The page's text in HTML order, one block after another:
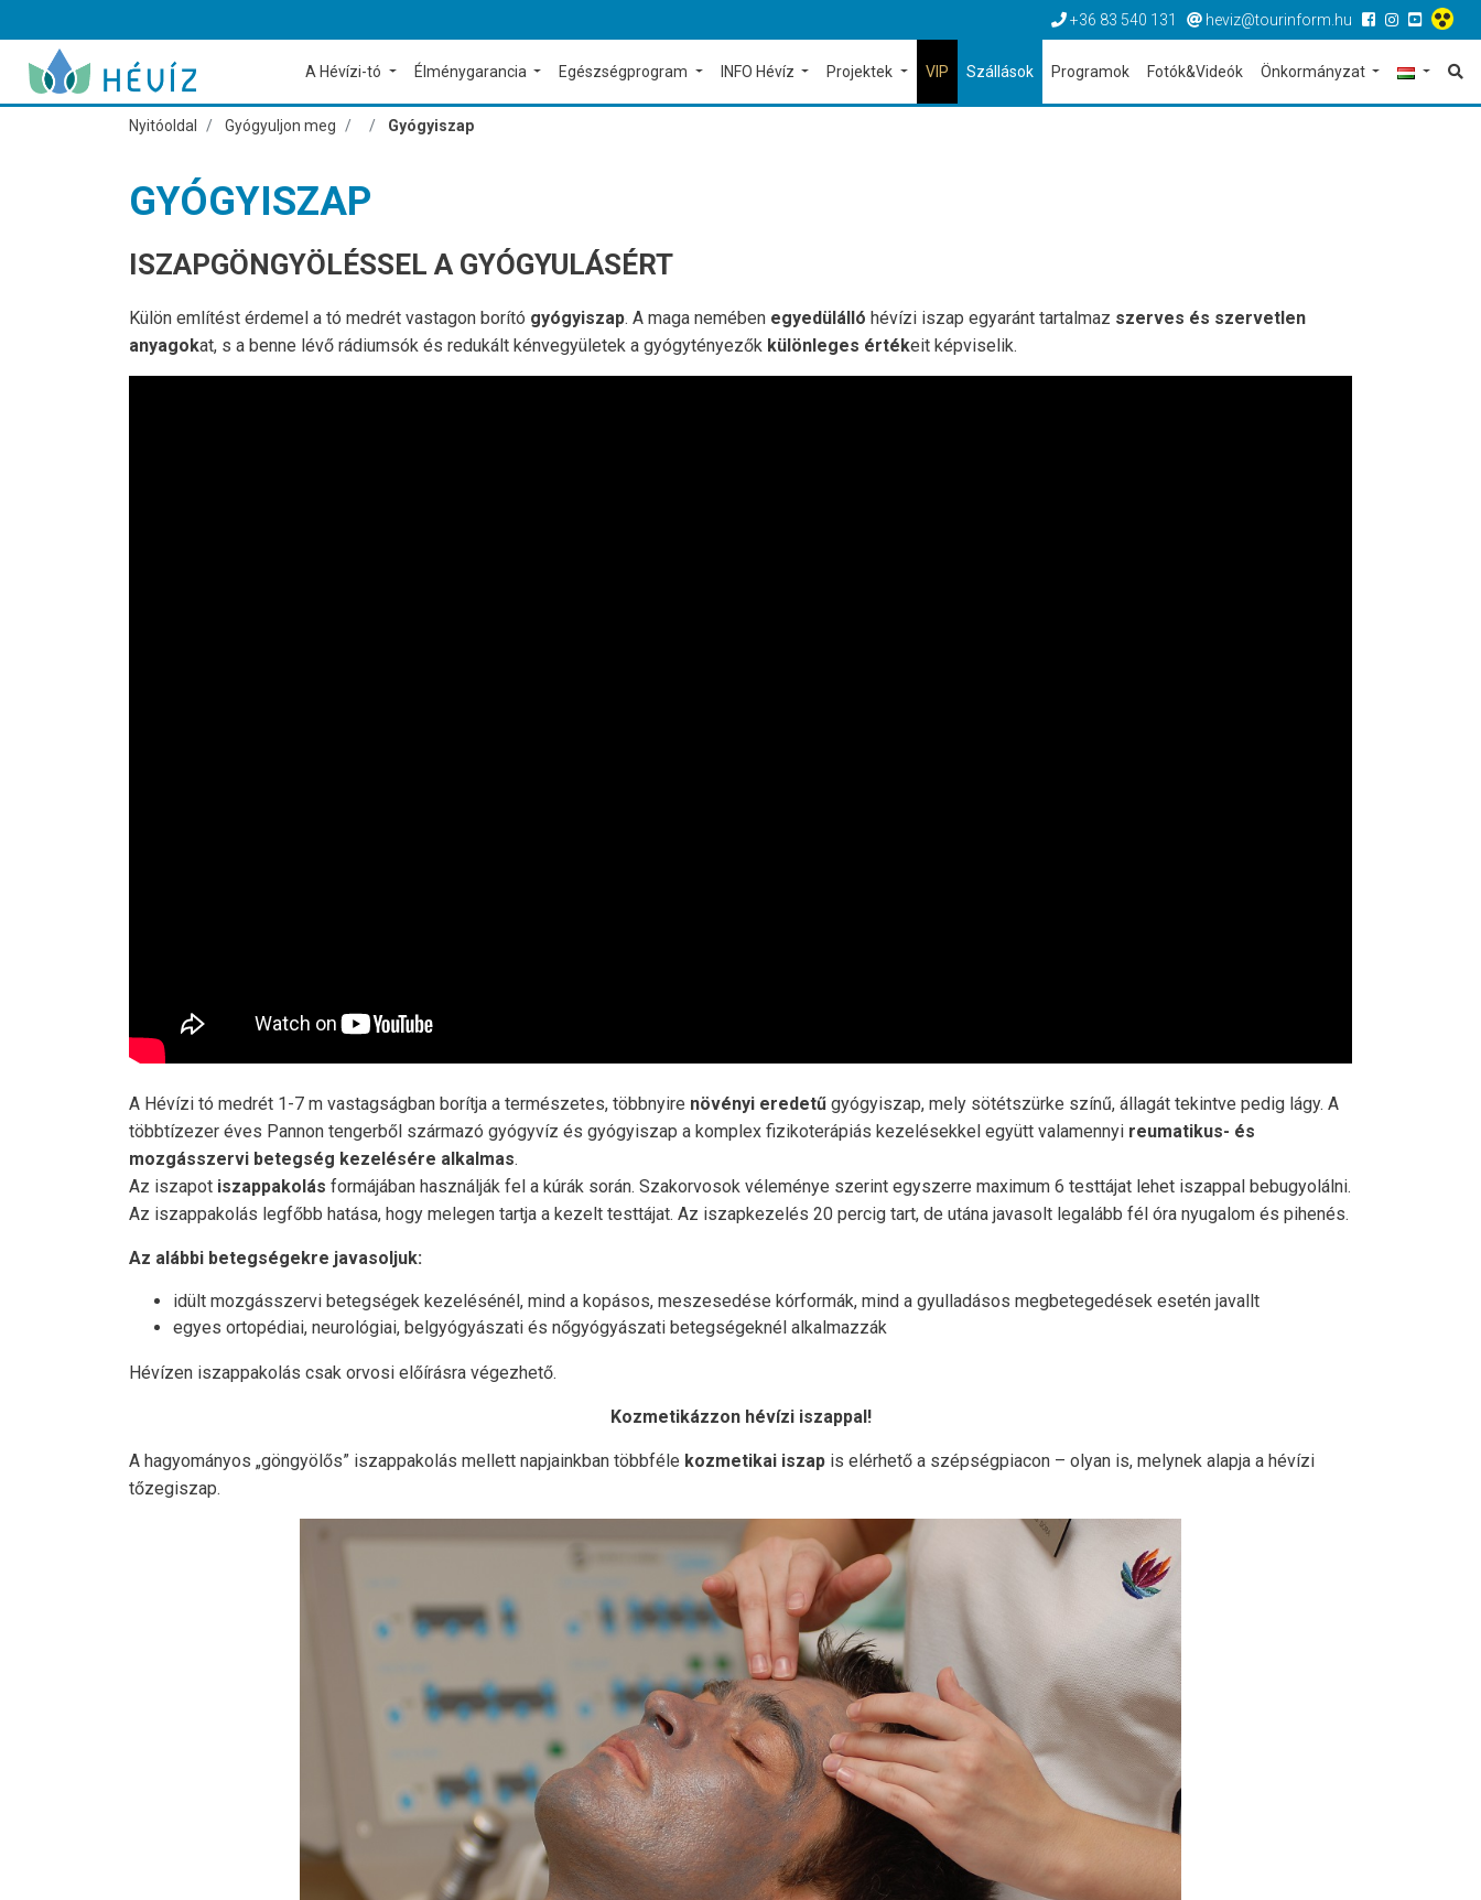
+36 83 540 131 heviz@tourinform.hu
A Hévízi-tó Élménygarancia Egészségprogram INFO Hévíz Projektek VIP Szállások Programok Fotók&Videók Önkormányzat
Nyitóoldal Gyógyuljon meg Gyógyiszap
GYÓGYISZAP
ISZAPGÖNGYÖLÉSSEL A GYÓGYULÁSÉRT
Külön említést érdemel a tó medrét vastagon borító gyógyiszap. A maga nemében egyedülálló hévízi iszap egyaránt tartalmaz szerves és szervetlen
anyagokat, s a benne lévő rádiumsók és redukált kénvegyületek a gyógytényezők különleges értékeit képviselik.
A Hévízi tó medrét 1-7 m vastagságban borítja a természetes, többnyire növényi eredetű gyógyiszap, mely sötétszürke színű, állagát tekintve pedig lágy. A
többtízezer éves Pannon tengerből származó gyógyvíz és gyógyiszap a komplex fizikoterápiás kezelésekkel együtt valamennyi reumatikus- és
mozgásszervi betegség kezelésére alkalmas.
Az iszapot iszappakolás formájában használják fel a kúrák során. Szakorvosok véleménye szerint egyszerre maximum 6 testtájat lehet iszappal bebugyolálni.
Az iszappakolás legfőbb hatása, hogy melegen tartja a kezelt testtájat. Az iszapkezelés 20 percig tart, de utána javasolt legalább fél óra nyugalom és pihenés.
Az alábbi betegségekre javasoljuk:
idült mozgásszervi betegségek kezelésénél, mind a kopásos, meszesedése kórformák, mind a gyulladásos megbetegedések esetén javallt
egyes ortopédiai, neurológiai, belgyógyászati és nőgyógyászati betegségeknél alkalmazzák
Hévízen iszappakolás csak orvosi előírásra végezhető.
Kozmetikázzon hévízi iszappal!
A hagyományos „göngyölős” iszappakolás mellett napjainkban többféle kozmetikai iszap is elérhető a szépségpiacon – olyan is, melynek alapja a hévízi
tőzegiszap.